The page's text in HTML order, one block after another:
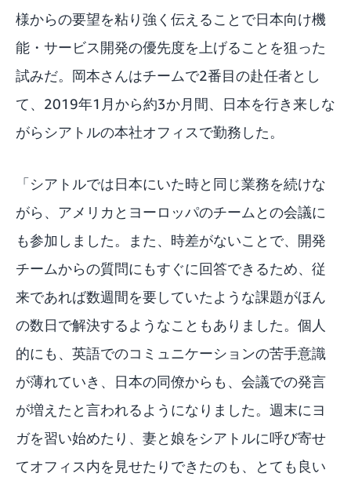
様からの要望を粘り強く伝えることで日本向け機
能・サービス開発の優先度を上げることを狙った
試みだ。岡本さんはチームで2番目の赴任者とし
て、2019年1月から約3か月間、日本を行き来しな
がらシアトルの本社オフィスで勤務した。
「シアトルでは日本にいた時と同じ業務を続けな
がら、アメリカとヨーロッパのチームとの会議に
も参加しました。また、時差がないことで、開発
チームからの質問にもすぐに回答できるため、従
来であれば数週間を要していたような課題がほん
の数日で解決するようなこともありました。個人
的にも、英語でのコミュニケーションの苦手意識
が薄れていき、日本の同僚からも、会議での発言
が増えたと言われるようになりました。週末にヨ
ガを習い始めたり、妻と娘をシアトルに呼び寄せ
てオフィス内を見せたりできたのも、とても良い